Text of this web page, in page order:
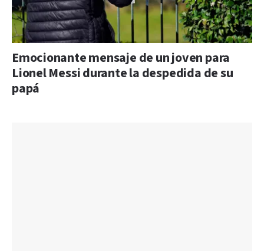
Emocionante mensaje de un joven para
Lionel Messi durante la despedida de su
papá